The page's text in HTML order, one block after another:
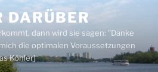
DARÜBER
dann wird sie sagen: "Danke
die optimalen Voraussetzungen
Köhler]